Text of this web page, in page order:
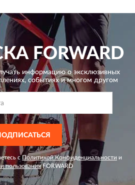
FORWARD
информацию о эксклюзивных
событиях и многом другом
сПолитикой Конфиденциальности и
пользованияFORWARD